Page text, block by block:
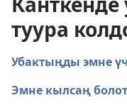
туура
Убактыңды эмне
Эмне кылсаң